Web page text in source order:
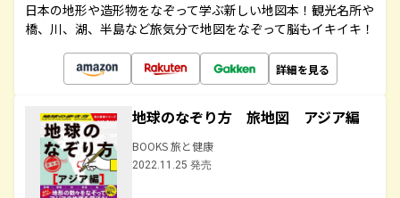
日本の地形や造形物をなぞって学ぶ新しい地図本！観光名所や
橋、川、湖、半島など旅気分で地図をなぞって脳もイキイキ！
詳細を見る
地球のなぞり方 旅地図 アジア編
BOOKS 旅と健康
2022.11.25 発売